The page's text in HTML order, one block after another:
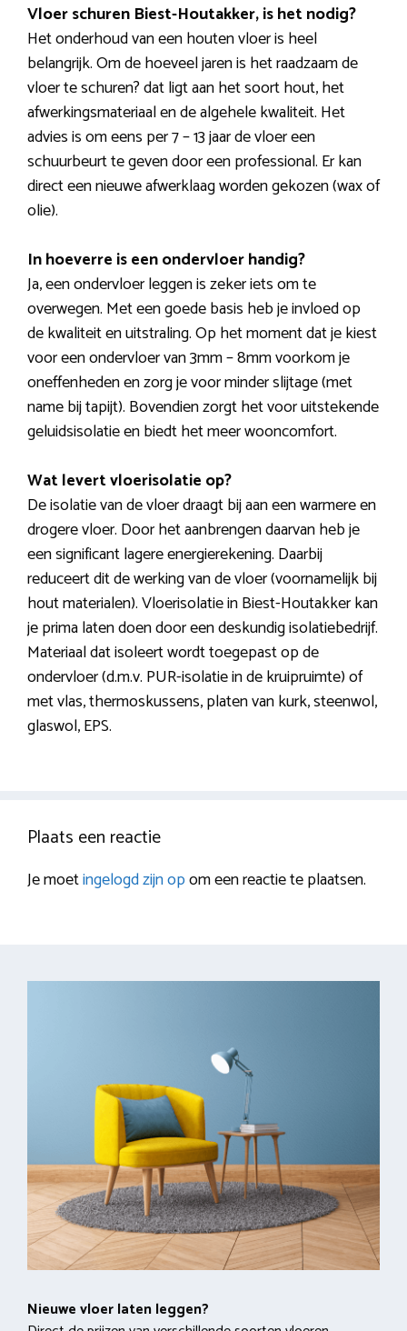
Vloer schuren Biest-Houtakker, is het nodig?
Het onderhoud van een houten vloer is heel
belangrijk. Om de hoeveel jaren is het raadzaam de
vloer te schuren? dat ligt aan het soort hout, het
afwerkingsmateriaal en de algehele kwaliteit. Het
advies is om eens per 7 – 13 jaar de vloer een
schuurbeurt te geven door een professional. Er kan
direct een nieuwe afwerklaag worden gekozen (wax of
olie).
In hoeverre is een ondervloer handig?
Ja, een ondervloer leggen is zeker iets om te
overwegen. Met een goede basis heb je invloed op
de kwaliteit en uitstraling. Op het moment dat je kiest
voor een ondervloer van 3mm – 8mm voorkom je
oneffenheden en zorg je voor minder slijtage (met
name bij tapijt). Bovendien zorgt het voor uitstekende
geluidsisolatie en biedt het meer wooncomfort.
Wat levert vloerisolatie op?
De isolatie van de vloer draagt bij aan een warmere en
drogere vloer. Door het aanbrengen daarvan heb je
een significant lagere energierekening. Daarbij
reduceert dit de werking van de vloer (voornamelijk bij
hout materialen). Vloerisolatie in Biest-Houtakker kan
je prima laten doen door een deskundig isolatiebedrijf.
Materiaal dat isoleert wordt toegepast op de
ondervloer (d.m.v. PUR-isolatie in de kruipruimte) of
met vlas, thermoskussens, platen van kurk, steenwol,
glaswol, EPS.
Plaats een reactie
Je moetingelogd zijn opom een reactie te plaatsen.
Nieuwe vloer laten leggen?